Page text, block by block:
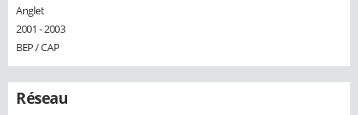
Anglet
2001 - 2003
BEP / CAP
Réseau